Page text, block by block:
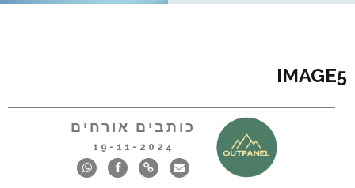
IMAGE5
כותבים אורחים
19-11-2024